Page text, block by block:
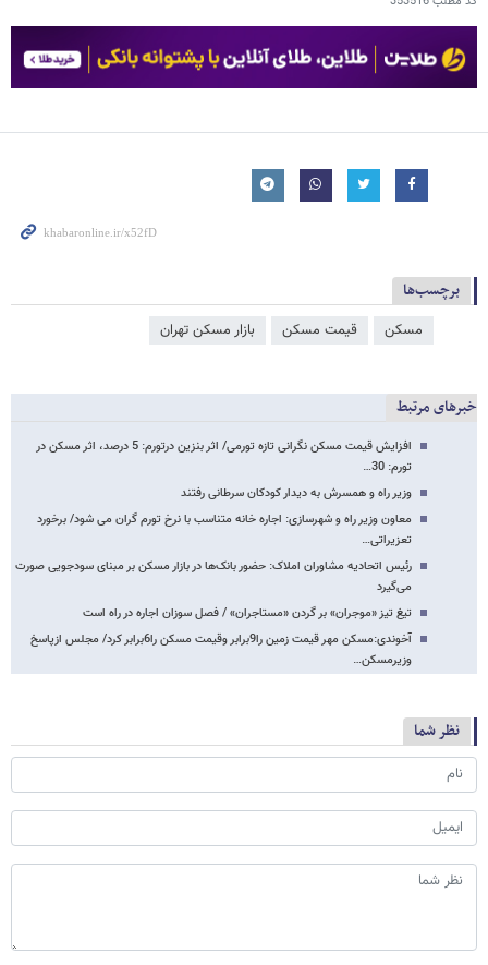
برچسب‌ها
مسکن قیمت مسکن بازار مسکن تهران
خبرهای مرتبط
افزایش قیمت مسکن نگرانی تازه تورمی/ اثر بنزین درتورم: 5 درصد، اثر مسکن در
تورم: 30…
وزیر راه و همسرش به دیدار کودکان سرطانی رفتند
معاون وزیر راه و شهرسازی: اجاره خانه متناسب با نرخ تورم گران می شود/ برخورد
تعزیراتی…
رئیس اتحادیه مشاوران املاک: حضور بانک‌ها در بازار مسکن بر مبنای سودجویی صورت
می‌گیرد
تیغ تیز «موجران» بر گردن «مستاجران» / فصل سوزان اجاره در راه است
آخوندی:مسکن مهر قیمت زمین را9برابر وقیمت مسکن را6برابر کرد/ مجلس ازپاسخ
وزیرمسکن…
نظر شما